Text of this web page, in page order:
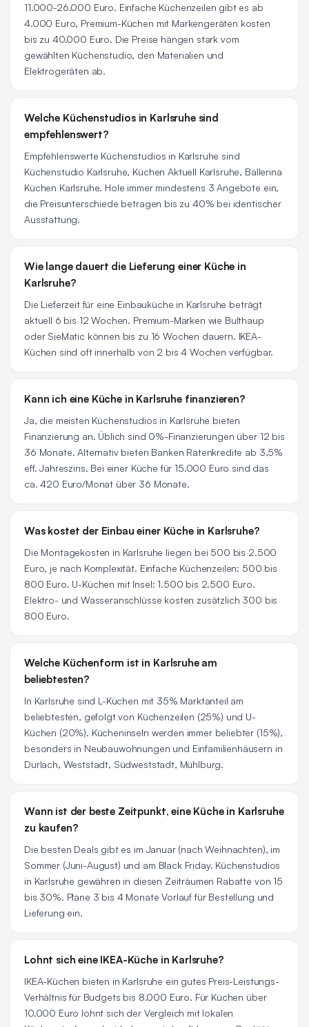
11.000-26.000 Euro. Einfache Küchenzeilen gibt es ab
4.000 Euro, Premium-Küchen mit Markengeräten kosten
bis zu 40.000 Euro. Die Preise hängen stark vom
gewählten Küchenstudio, den Materialien und
Elektrogeräten ab.
Welche Küchenstudios in Karlsruhe sind
empfehlenswert?
Empfehlenswerte Küchenstudios in Karlsruhe sind
Küchenstudio Karlsruhe, Küchen Aktuell Karlsruhe, Ballerina
Küchen Karlsruhe. Hole immer mindestens 3 Angebote ein,
die Preisunterschiede betragen bis zu 40% bei identischer
Ausstattung.
Wie lange dauert die Lieferung einer Küche in
Karlsruhe?
Die Lieferzeit für eine Einbauküche in Karlsruhe beträgt
aktuell 6 bis 12 Wochen. Premium-Marken wie Bulthaup
oder SieMatic können bis zu 16 Wochen dauern. IKEA-
Küchen sind oft innerhalb von 2 bis 4 Wochen verfügbar.
Kann ich eine Küche in Karlsruhe finanzieren?
Ja, die meisten Küchenstudios in Karlsruhe bieten
Finanzierung an. Üblich sind 0%-Finanzierungen über 12 bis
36 Monate. Alternativ bieten Banken Ratenkredite ab 3,5%
eff. Jahreszins. Bei einer Küche für 15.000 Euro sind das
ca. 420 Euro/Monat über 36 Monate.
Was kostet der Einbau einer Küche in Karlsruhe?
Die Montagekosten in Karlsruhe liegen bei 500 bis 2.500
Euro, je nach Komplexität. Einfache Küchenzeilen: 500 bis
800 Euro. U-Küchen mit Insel: 1.500 bis 2.500 Euro.
Elektro- und Wasseranschlüsse kosten zusätzlich 300 bis
800 Euro.
Welche Küchenform ist in Karlsruhe am
beliebtesten?
In Karlsruhe sind L-Küchen mit 35% Marktanteil am
beliebtesten, gefolgt von Küchenzeilen (25%) und U-
Küchen (20%). Kücheninseln werden immer beliebter (15%),
besonders in Neubauwohnungen und Einfamilienhäusern in
Durlach, Weststadt, Südweststadt, Mühlburg.
Wann ist der beste Zeitpunkt, eine Küche in Karlsruhe
zu kaufen?
Die besten Deals gibt es im Januar (nach Weihnachten), im
Sommer (Juni-August) und am Black Friday. Küchenstudios
in Karlsruhe gewähren in diesen Zeiträumen Rabatte von 15
bis 30%. Plane 3 bis 4 Monate Vorlauf für Bestellung und
Lieferung ein.
Lohnt sich eine IKEA-Küche in Karlsruhe?
IKEA-Küchen bieten in Karlsruhe ein gutes Preis-Leistungs-
Verhältnis für Budgets bis 8.000 Euro. Für Küchen über
10.000 Euro lohnt sich der Vergleich mit lokalen